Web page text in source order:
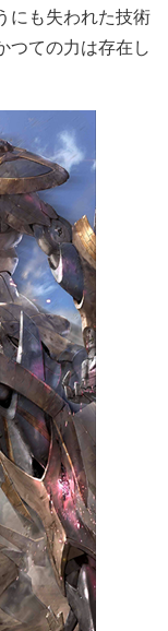
にも失われた技術
つての力は存在し